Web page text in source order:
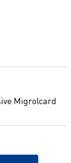
Migrolcard